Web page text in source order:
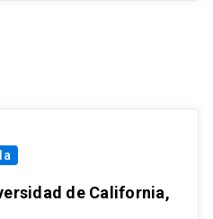
de California,